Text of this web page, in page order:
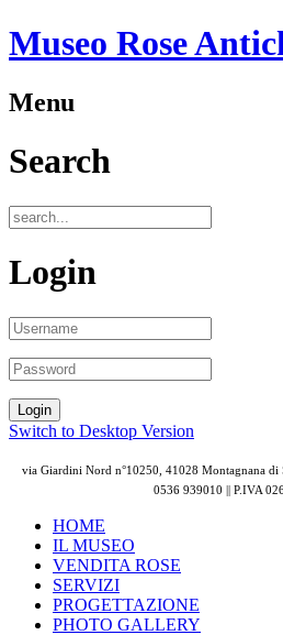
Museo Rose
Menu
Search
Login
Switch to Desktop Version
via Giardini Nord n°10250, 41028 Montagnana
0536 939010 || P.IVA
HOME
IL MUSEO
VENDITA ROSE
SERVIZI
PROGETTAZIONE
PHOTO GALLERY